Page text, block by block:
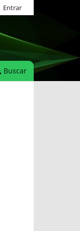
Buscar
Entrar